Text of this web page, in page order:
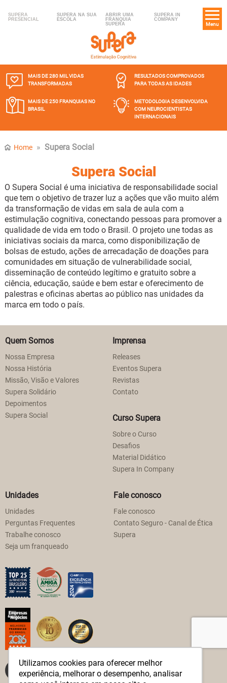
Utilizamos cookies para oferecer melhor
experiência, melhorar o desempenho, analisar
SUPERA
PRESENCIAL
SUPERA NA SUA
ESCOLA
ABRIR UMA
FRANQUIA
SUPERA
SUPERA IN
COMPANY
Menu
MAIS DE 280 MILVIDAS
TRANSFORMADAS
RESULTADOS COMPROVADOS
PARA TODAS AS IDADES
MAIS DE 250 FRANQUIASNO
BRASIL
METODOLOGIA DESENVOLVIDA
COM NEUROCIENTISTAS
INTERNACIONAIS
Home » Supera Social
Supera Social
O Supera Social é uma iniciativa de responsabilidade social
que tem o objetivo de trazer luz a ações que vão muito além
da transformação de vidas em sala de aula com a
estimulação cognitiva, conectando pessoas para promover a
qualidade de vida em todo o Brasil. O projeto une todas as
iniciativas sociais da marca, como disponibilização de
bolsas de estudo, ações de arrecadação de doações para
comunidades em situação de vulnerabilidade social,
disseminação de conteúdo legítimo e gratuito sobre a
ciência, educação, saúde e bem estar e oferecimento de
palestras e oficinas abertas ao público nas unidades da
marca em todo o país.
Quem Somos
Nossa Empresa
Nossa História
Missão, Visão e Valores
Supera Solidário
Depoimentos
Supera Social
Imprensa
Releases
Eventos Supera
Revistas
Contato
Curso Supera
Sobre o Curso
Desafios
Material Didático
Supera In Company
Unidades
Unidades
Perguntas Frequentes
Trabalhe conosco
Seja um franqueado
Fale conosco
Fale conosco
Contato Seguro - Canal de Ética
Supera